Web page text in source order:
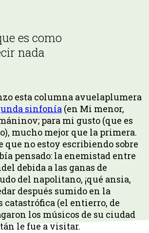
es como
nada
esta columna avuelaplumera
sinfonía (en Mi menor,
para mi gusto (que es
mucho mejor que la primera.
que no estoy escribiendo sobre
pensado: la enemistad entre
debida a las ganas de
del napolitano, ¡qué ansia,
después sumido en la
(el entierro, de
los músicos de su ciudad
le fue a visitar.